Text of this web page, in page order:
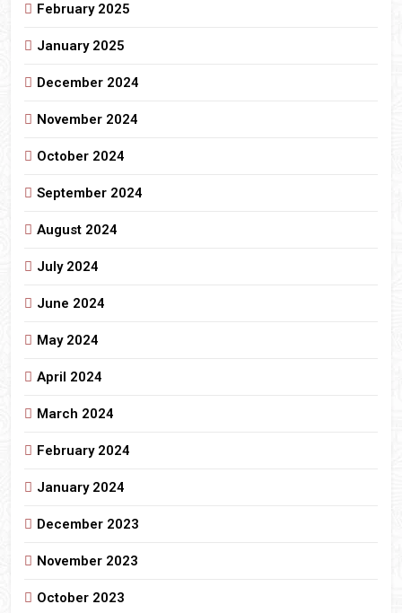
February 2025
January 2025
December 2024
November 2024
October 2024
September 2024
August 2024
July 2024
June 2024
May 2024
April 2024
March 2024
February 2024
January 2024
December 2023
November 2023
October 2023